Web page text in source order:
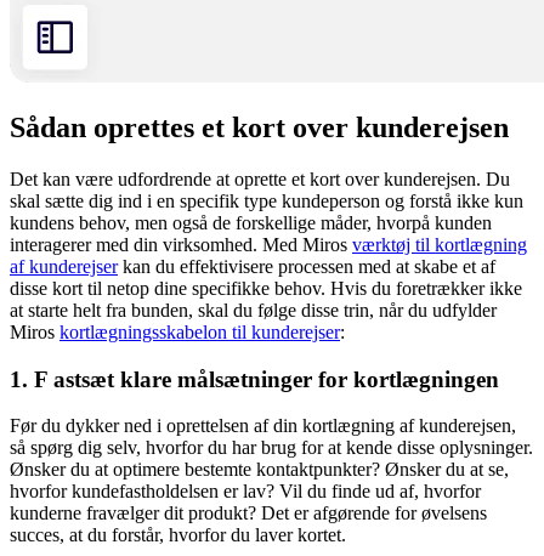
Sådan oprettes et kort over kunderejsen
Det kan være udfordrende at oprette et kort over kunderejsen. Du
skal sætte dig ind i en specifik type kundeperson og forstå ikke kun
kundens behov, men også de forskellige måder, hvorpå kunden
interagerer med din virksomhed. Med Miros værktøj til kortlægning
af kunderejserkan du effektivisere processen med at skabe et af
disse kort til netop dine specifikke behov. Hvis du foretrækker ikke
at starte helt fra bunden, skal du følge disse trin, når du udfylder
Miros kortlægningsskabelon til kunderejser:
1. F astsæt klare målsætninger for kortlægningen
Før du dykker ned i oprettelsen af din kortlægning af kunderejsen,
så spørg dig selv, hvorfor du har brug for at kende disse oplysninger.
Ønsker du at optimere bestemte kontaktpunkter? Ønsker du at se,
hvorfor kundefastholdelsen er lav? Vil du finde ud af, hvorfor
kunderne fravælger dit produkt? Det er afgørende for øvelsens
succes, at du forstår, hvorfor du laver kortet.